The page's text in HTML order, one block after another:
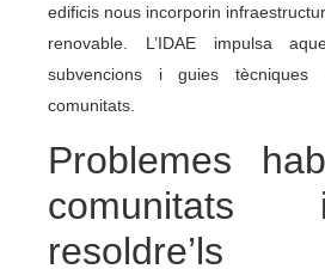
edificis nous incorporin
renovable. L’IDAE impulsa
subvencions i guies tècniques
comunitats.
Problemes
resoldre’ls